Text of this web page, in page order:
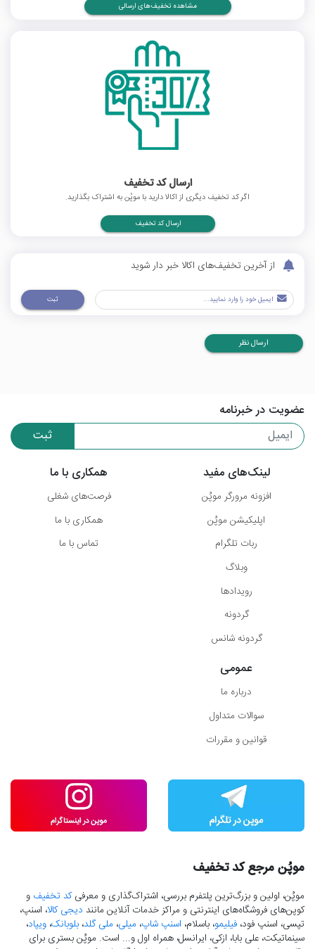
مشاهده تخفیف‌های ارسالی
ارسال کد تخفیف
اگر کد تخفیف دیگری از اکالا دارید با موپُن به اشتراک بگذارید.
ارسال کد تخفیف
از آخرین تخفیف‌های اکالا خبر دار شوید
ثبت
ارسال نظر
عضویت در خبرنامه
ثبت
لینک‌های مفید
افزونه مرورگر موپُن
اپلیکیشن موپُن
ربات تلگرام
وبلاگ
رویدادها
گردونه
گردونه شانس
همکاری با ما
فرصت‌های شغلی
همکاری با ما
تماس با ما
عمومی
درباره ما
سوالات متداول
قوانین و مقررات
موپُن مرجع کد تخفیف
موپُن، اولین و بزرگ‌ترین پلتفرم بررسی، اشتراک‌گذاری و معرفیکد تخفیف و
کوپن‌های فروشگاه‌های اینترنتی و مراکز خدمات آنلاین مانند دیجی کالا، اسنپ،
تپسی، اسنپ فود، فیلیمو، باسلام، اسنپ شاپ، میلی، ملی گلد، بلوبانک، ویپاد،
سینماتیکت، علی بابا، ازکی، ایرانسل، همراه اول و... است. موپُن بستری برای